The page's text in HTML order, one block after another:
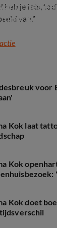
heb je iets,
van."
het
Kok
voor
Kok laat
Kok
Kok doet